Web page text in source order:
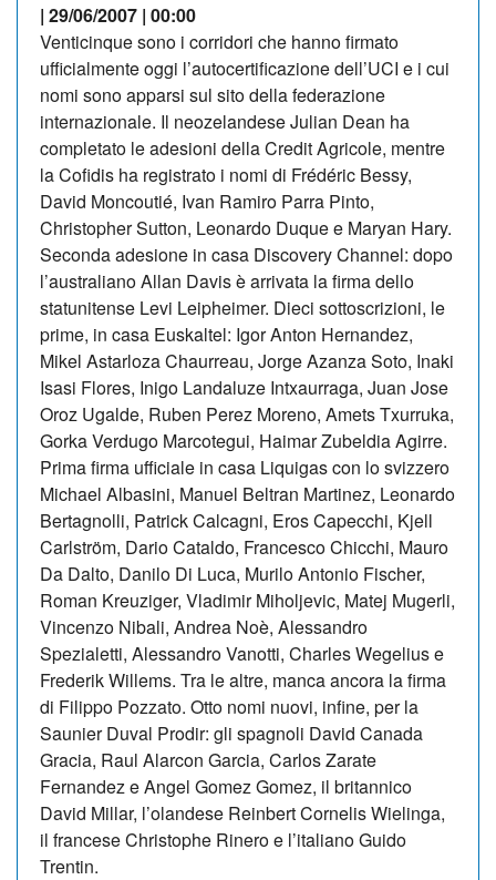
| 29/06/2007 | 00:00
Venticinque sono i corridori che hanno firmato
ufficialmente oggi l’autocertificazione dell’UCI e i cui
nomi sono apparsi sul sito della federazione
internazionale. Il neozelandese Julian Dean ha
completato le adesioni della Credit Agricole, mentre
la Cofidis ha registrato i nomi di Frédéric Bessy,
David Moncoutié, Ivan Ramiro Parra Pinto,
Christopher Sutton, Leonardo Duque e Maryan Hary.
Seconda adesione in casa Discovery Channel: dopo
l’australiano Allan Davis è arrivata la firma dello
statunitense Levi Leipheimer. Dieci sottoscrizioni, le
prime, in casa Euskaltel: Igor Anton Hernandez,
Mikel Astarloza Chaurreau, Jorge Azanza Soto, Inaki
Isasi Flores, Inigo Landaluze Intxaurraga, Juan Jose
Oroz Ugalde, Ruben Perez Moreno, Amets Txurruka,
Gorka Verdugo Marcotegui, Haimar Zubeldia Agirre.
Prima firma ufficiale in casa Liquigas con lo svizzero
Michael Albasini, Manuel Beltran Martinez, Leonardo
Bertagnolli, Patrick Calcagni, Eros Capecchi, Kjell
Carlström, Dario Cataldo, Francesco Chicchi, Mauro
Da Dalto, Danilo Di Luca, Murilo Antonio Fischer,
Roman Kreuziger, Vladimir Miholjevic, Matej Mugerli,
Vincenzo Nibali, Andrea Noè, Alessandro
Spezialetti, Alessandro Vanotti, Charles Wegelius e
Frederik Willems. Tra le altre, manca ancora la firma
di Filippo Pozzato. Otto nomi nuovi, infine, per la
Saunier Duval Prodir: gli spagnoli David Canada
Gracia, Raul Alarcon Garcia, Carlos Zarate
Fernandez e Angel Gomez Gomez, il britannico
David Millar, l’olandese Reinbert Cornelis Wielinga,
il francese Christophe Rinero e l’italiano Guido
Trentin.